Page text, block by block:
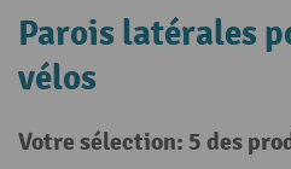
Parois latérales
vélos
Votre sélection: 5 des